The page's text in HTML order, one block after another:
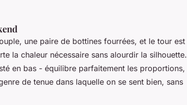
une paire de bottines fourrées, et le tour est
la chaleur nécessaire sans alourdir la silhouette.
en bas - équilibre parfaitement les proportions,
de tenue dans laquelle on se sent bien, sans